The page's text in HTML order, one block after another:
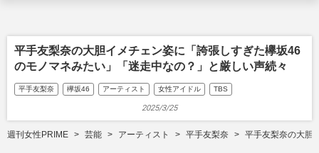
平手友梨奈の大胆イメチェン姿に「誇張しすぎた欅坂46
のモノマネみたい」「迷走中なの？」と厳しい声続々
平手友梨奈 欅坂46 アーティスト 女性アイドル TBS
2025/3/25
週刊女性PRIME 芸能 アーティスト 平手友梨奈 平手友梨奈の大胆